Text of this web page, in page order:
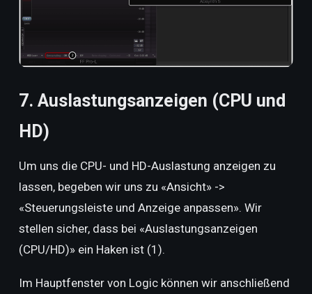
7. Auslastungsanzeigen (CPU und
HD)
Um uns die CPU- und HD-Auslastung anzeigen zu
lassen, begeben wir uns zu «Ansicht» ->
«Steuerungsleiste und Anzeige anpassen». Wir
stellen sicher, dass bei «Auslastungsanzeigen
(CPU/HD)» ein Haken ist (1).
Im Hauptfenster von Logic können wir anschließend